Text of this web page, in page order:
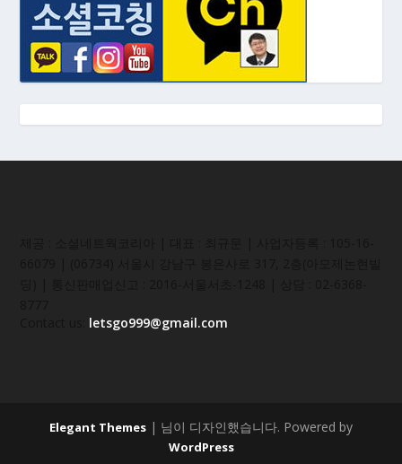
letsgo999@gmail.com
Elegant Themes | 님이 디자인했습니다. Powered by
WordPress